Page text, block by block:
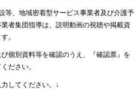
等、地域密着型サービス事業者及び介護予
者集団指導は、説明動画の視聴や掲載資
。
個別資料等を確認のうえ、『確認票』を
ださい。
してください。↓